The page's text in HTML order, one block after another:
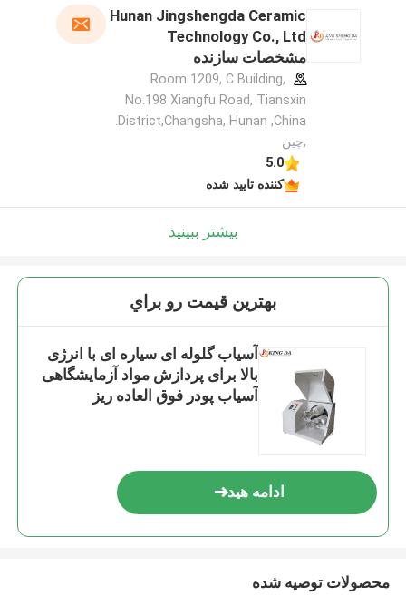
Hunan Jingshengda Ceramic
Technology Co., Ltd
مشخصات سازنده
Room 1209, C Building,
No.198 Xiangfu Road, Tiansxin
,چین
5.0
کننده تایید شده
بیشتر ببینید
بهترين قيمت رو براي
آسیاب گلوله ای سیاره ای با انرژی
بالا برای پردازش مواد آزمایشگاهی
آسیاب پودر فوق العاده ریز
ادامه هید
محصولات توصیه شده